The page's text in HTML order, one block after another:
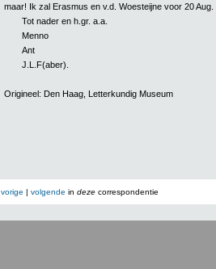
maar! Ik zal Erasmus en v.d. Woesteijne voor 20 Aug.
Tot nader en h.gr. a.a.
Menno
Ant
J.L.F(aber).
Origineel: Den Haag, Letterkundig Museum
vorige | volgende in deze correspondentie